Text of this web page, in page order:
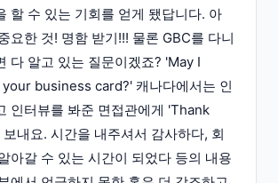
할 수 있는 기회를 얻게 됐답니다. 아
요한 것! 명함 받기!!! 물론 GBC를 다니
다 알고 있는 질문이겠죠? 'May I
business card?' 캐나다에서는 인
인터뷰를 봐준 면접관에게 'Thank
내요. 시간을 내주셔서 감사하다, 회
아갈 수 있는 시간이 되었다 등의 내용